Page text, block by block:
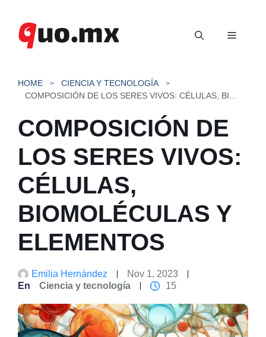
contenido
Menú
HOME
CIENCIA Y TECNOLOGÍA
COMPOSICIÓN DE
LOS SERES VIVOS:
CÉLULAS,
BIOMOLÉCULAS Y
ELEMENTOS
Emilia Hernández
Nov 1, 2023
En
Ciencia y tecnología 15